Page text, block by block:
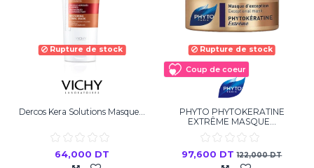
Rupture de stock
Dercos Kera Solutions Masque...
64,000 DT
Coup de coeur
Rupture de stock
PHYTO PHYTOKERATINE
EXTRÊME MASQUE...
97,600 DT122,000 DT